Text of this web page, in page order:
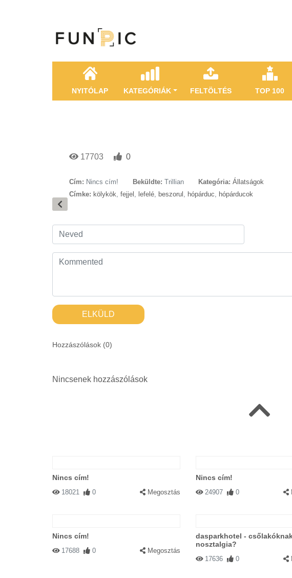
NYITÓLAP KATEGÓRIÁK FELTÖLTÉS TOP 100
17703 0
Cím: Nincs cím! Beküldte: Trillian Kategória: Állatságok
Címke: kölykök, fejjel , lefelé, beszorul , hópárduc, hópárducok
ELKÜLD
Hozzászólások (0)
Nincsenek hozzászólások
Nincs cím!
18021 0 Megosztás
Nincs cím!
24907 0
Nincs cím!
17688 0 Megosztás
dasparkhotel -
nosztalgia?
17636 0